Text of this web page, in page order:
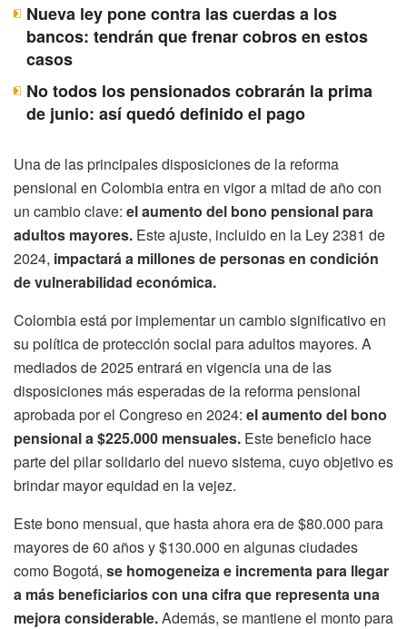
Nueva ley pone contra las cuerdas a los
bancos: tendrán que frenar cobros en estos
casos
No todos los pensionados cobrarán la prima
de junio: así quedó definido el pago
Una de las principales disposiciones de la reforma
pensional en Colombia entra en vigor a mitad de año con
un cambio clave: el aumento del bono pensional para
adultos mayores. Este ajuste, incluido en la Ley 2381 de
2024, impactará a millones de personas en condición
de vulnerabilidad económica.
Colombia está por implementar un cambio significativo en
su política de protección social para adultos mayores. A
mediados de 2025 entrará en vigencia una de las
disposiciones más esperadas de la reforma pensional
aprobada por el Congreso en 2024: el aumento del bono
pensional a $225.000 mensuales. Este beneficio hace
parte del pilar solidario del nuevo sistema, cuyo objetivo es
brindar mayor equidad en la vejez.
Este bono mensual, que hasta ahora era de $80.000 para
mayores de 60 años y $130.000 en algunas ciudades
como Bogotá, se homogeneiza e incrementa para llegar
a más beneficiarios con una cifra que representa una
mejora considerable.Además, se mantiene el monto para